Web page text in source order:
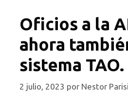
Oficios a la
ahora
sistema TAO.
2 julio, 2023 por Nestor Parisi